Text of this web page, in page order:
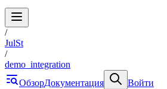
/
JulSt
/
demo_integration
ОбзорДокументация
Войти